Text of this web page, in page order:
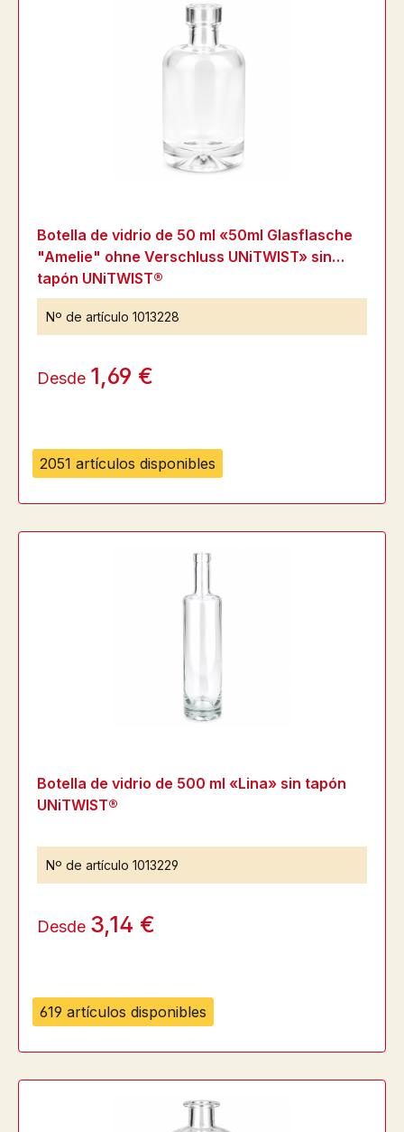
2051 artículos disponibles
Botella de vidrio de 50 ml «50ml Glasflasche
"Amelie" ohne Verschluss UNiTWIST» sin
tapón UNiTWIST®
Nº de artículo 1013228
Desde 1,69 €
619 artículos disponibles
Botella de vidrio de 500 ml «Lina» sin tapón
UNiTWIST®
Nº de artículo 1013229
Desde 3,14 €